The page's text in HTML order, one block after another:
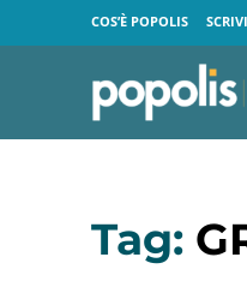
COS’È POPOLIS
Tag: